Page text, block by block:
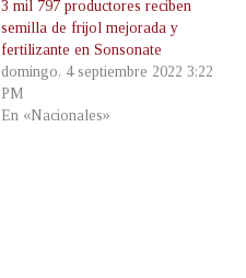
3 mil 797 productores reciben
semilla de frijol mejorada y
fertilizante en Sonsonate
domingo, 4 septiembre 2022 3:22
PM
En «Nacionales»